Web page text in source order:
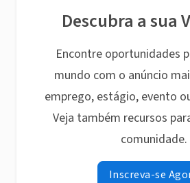
Descubra a sua
Encontre oportunidades
mundo com o anúncio
emprego, estágio, evento
Veja também recursos
comunidade.
Inscreva-se